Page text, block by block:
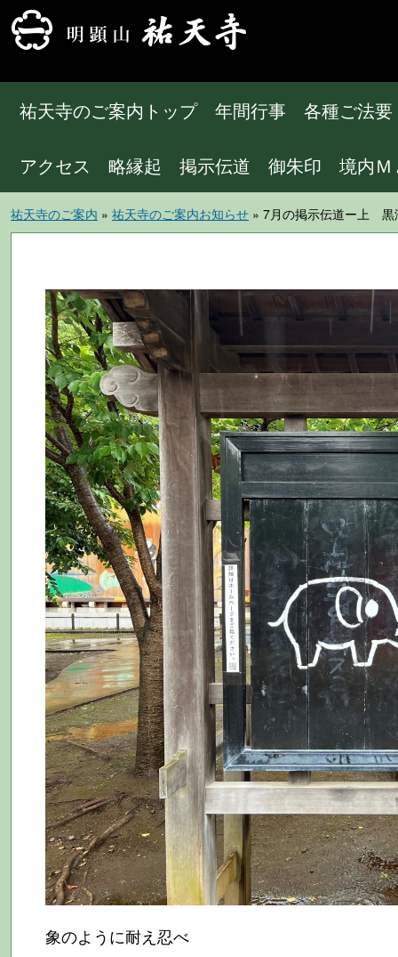
祐天寺のご案内トップ 年間行事 各種ご法要
アクセス 略縁起 掲示伝道 御朱印 境内Ｍ
祐天寺のご案内 » 祐天寺のご案内お知らせ » 7月の掲示伝道ー上 黒
象のように耐え忍べ